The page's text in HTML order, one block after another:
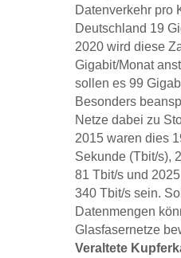
Datenverkehr pro
Deutschland 19
2020 wird diese
Gigabit/Monat
sollen es 99
Besonders
Netze dabei zu
2015 waren dies
Sekunde (Tbit/s),
81 Tbit/s und
340 Tbit/s sein.
Datenmengen
Glasfasernetze
Veraltete